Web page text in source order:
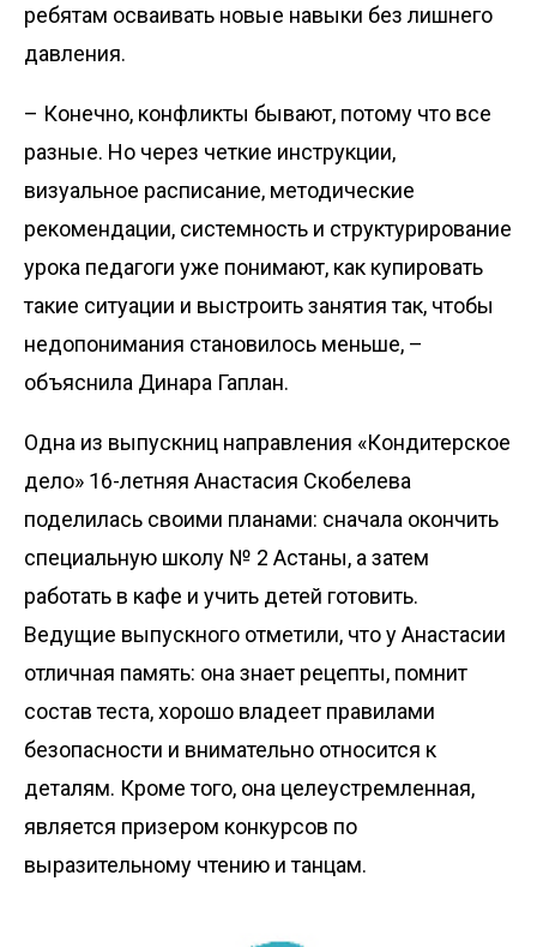
ребятам осваивать новые навыки без лишнего
давления.
– Конечно, конфликты бывают, потому что все
разные. Но через четкие инструкции,
визуальное расписание, методические
рекомендации, системность и структурирование
урока педагоги уже понимают, как купировать
такие ситуации и выстроить занятия так, чтобы
недопонимания становилось меньше, –
объяснила Динара Гаплан.
Одна из выпускниц направления «Кондитерское
дело» 16-летняя Анастасия Скобелева
поделилась своими планами: сначала окончить
специальную школу № 2 Астаны, а затем
работать в кафе и учить детей готовить.
Ведущие выпускного отметили, что у Анастасии
отличная память: она знает рецепты, помнит
состав теста, хорошо владеет правилами
безопасности и внимательно относится к
деталям. Кроме того, она целеустремленная,
является призером конкурсов по
выразительному чтению и танцам.